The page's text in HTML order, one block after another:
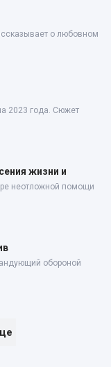
о любовном
2023 года. Сюжет
жизни и
неотложной помощи
обороной